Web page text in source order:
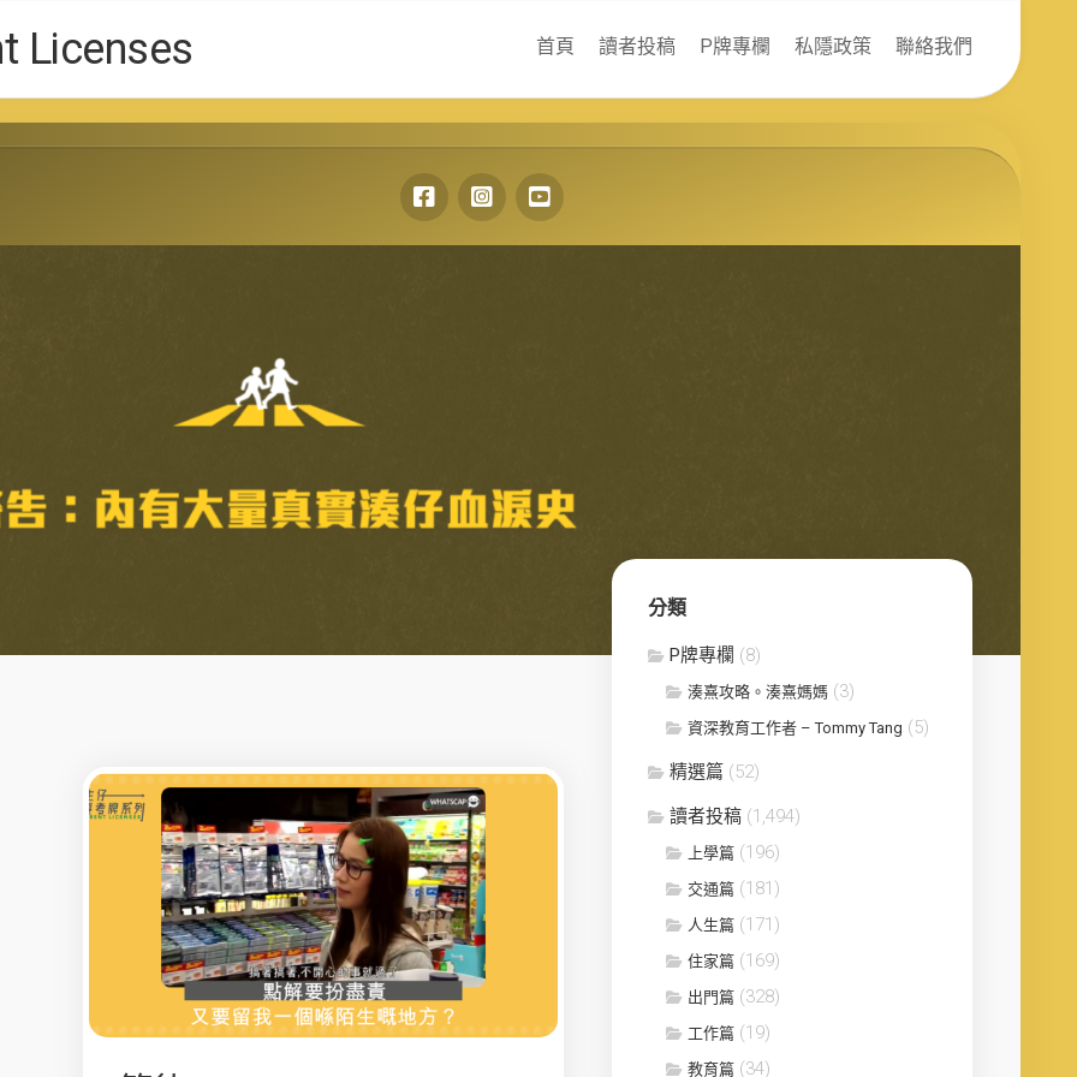
Licenses 首頁 讀者投稿 P牌專欄 私隱政策 聯絡我們
分類
P牌專欄 (8)
湊熹攻略。湊熹媽媽 (3)
資深教育工作者 – Tommy Tang (5)
精選篇 (52)
讀者投稿 (1,494)
上學篇 (196)
交通篇 (181)
人生篇 (171)
住家篇 (169)
出門篇 (328)
工作篇 (19)
教育篇 (34)